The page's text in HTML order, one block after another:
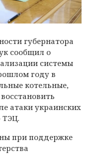
губернатора
сообщил о
системы
году в
котельные,
атаки украинских
ТЭЦ.
при поддержке